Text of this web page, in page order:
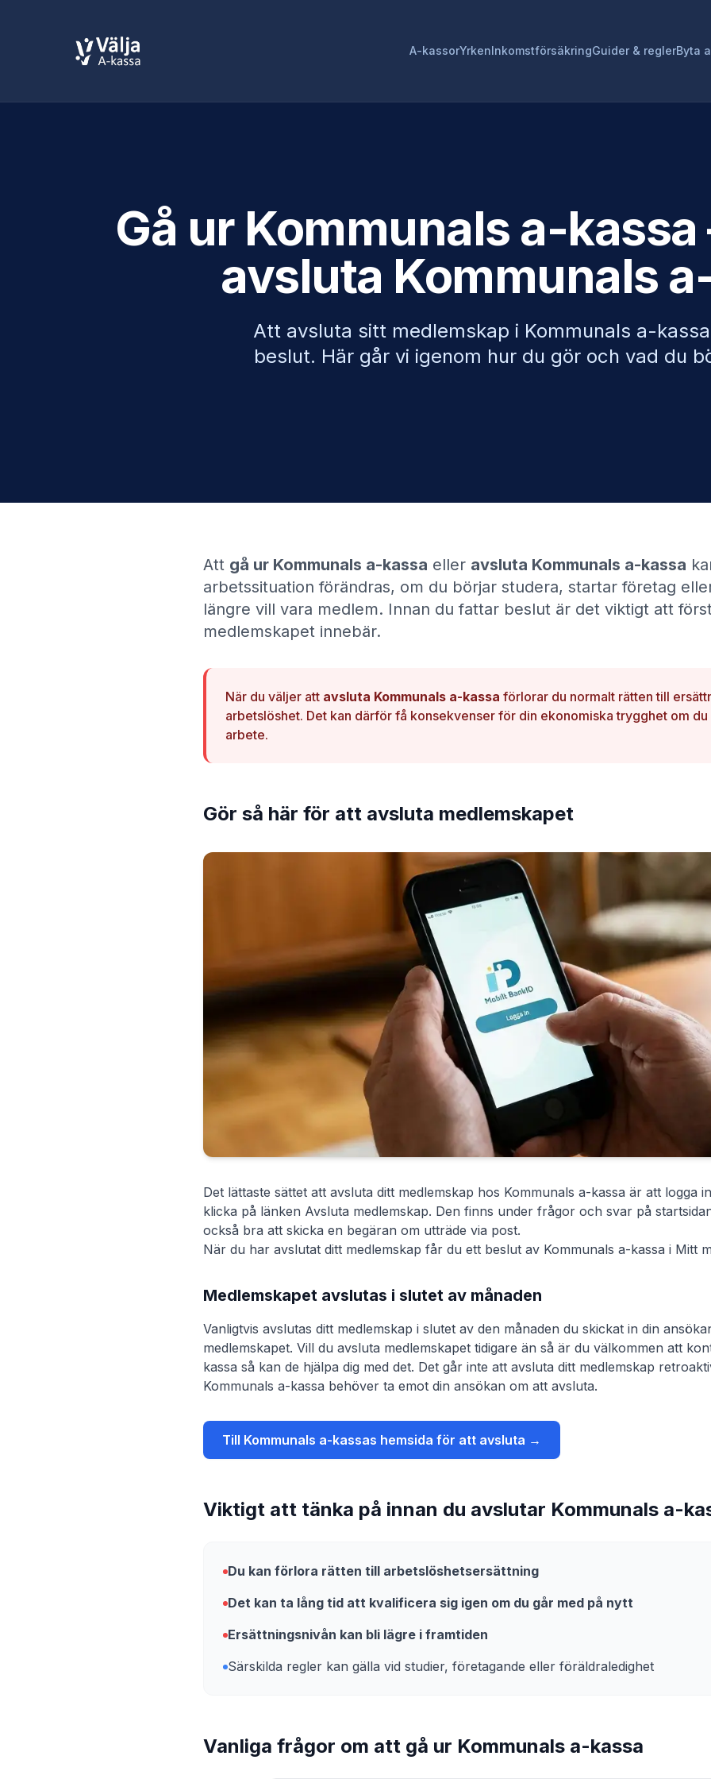
A-kassorYrkenInkomstförsäkringGuider & reglerByta
Gå ur Kommunals a-kassa
avsluta Kommunals
Att avsluta sitt medlemskap i Kommunals a-kassa
beslut. Här går vi igenom hur du gör och vad du
Att gå ur Kommunals a-kassa eller avsluta Kommunals a-kassa
arbetssituation förändras, om du börjar studera, startar företag
längre vill vara medlem. Innan du fattar beslut är det viktigt att
medlemskapet innebär.
När du väljer att avsluta Kommunals a-kassa förlorar du normalt rätten till
arbetslöshet. Det kan därför få konsekvenser för din ekonomiska trygghet om
arbete.
Gör så här för att avsluta medlemskapet
Det lättaste sättet att avsluta ditt medlemskap hos Kommunals a-kassa är att logga
klicka på länken Avsluta medlemskap. Den finns under frågor och svar på
också bra att skicka en begäran om utträde via post.
När du har avslutat ditt medlemskap får du ett beslut av Kommunals a-kassa i Mitt
Medlemskapet avslutas i slutet av månaden
Vanligtvis avslutas ditt medlemskap i slutet av den månaden du skickat in din
medlemskapet. Vill du avsluta medlemskapet tidigare än så är du välkommen att
kassa så kan de hjälpa dig med det. Det går inte att avsluta ditt medlemskap
Kommunals a-kassa behöver ta emot din ansökan om att avsluta.
Till Kommunals a-kassas hemsida för att avsluta →
Viktigt att tänka på innan du avslutar Kommunals a-
Du kan förlora rätten till arbetslöshetsersättning
Det kan ta lång tid att kvalificera sig igen om du går med på nytt
Ersättningsnivån kan bli lägre i framtiden
Särskilda regler kan gälla vid studier, företagande eller föräldraledighet
Vanliga frågor om att gå ur Kommunals a-kassa